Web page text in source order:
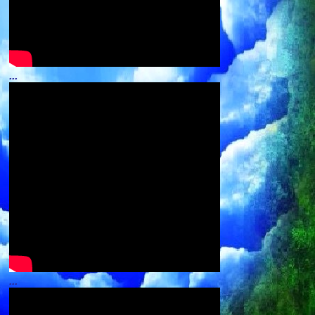
...
...